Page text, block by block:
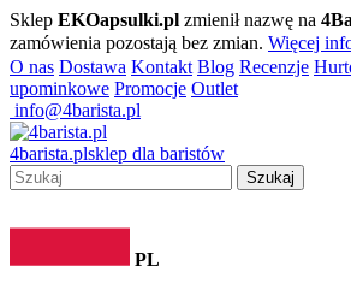
Sklep EKOapsulki.pl zmienił nazwę na
zamówienia pozostają bez zmian. Więcej
O nas Dostawa Kontakt Blog Recenzje
upominkowe Promocje Outlet
info@4barista.pl
4barista.plsklep dla baristów
Szukaj
PL